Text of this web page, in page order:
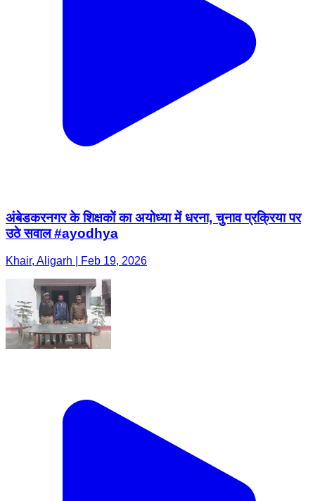
अंबेडकरनगर के शिक्षकों का अयोध्या में धरना, चुनाव प्रक्रिया पर
उठे सवाल #ayodhya
Khair, Aligarh | Feb 19, 2026